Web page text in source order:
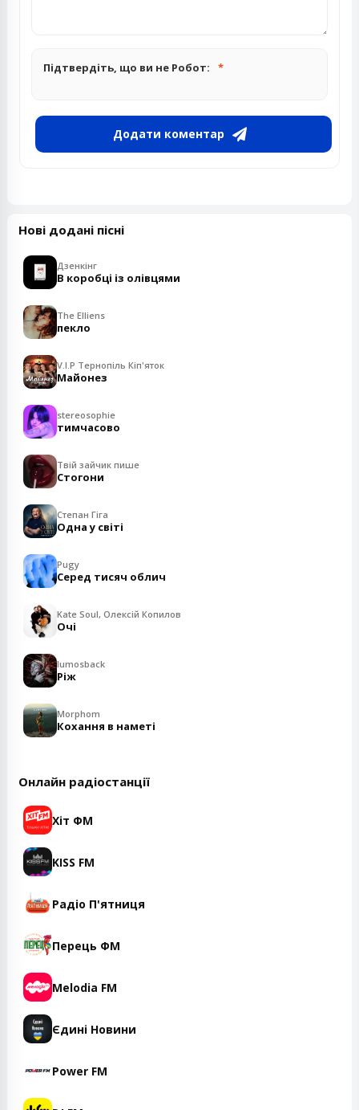
Підтвердіть, що ви не Робот:
Додати коментар
Нові додані пісні
Дзенкінг
В коробці із олівцями
The Elliens
пекло
V.I.P Тернопіль Кіп'яток
Майонез
stereosophie
тимчасово
Твій зайчик пише
Стогони
Степан Гіга
Одна у світі
Pugy
Серед тисяч облич
Kate Soul, Олексій Копилов
Очі
lumosback
Ріж
Morphom
Кохання в наметі
Онлайн радіостанції
Хіт ФМ
KISS FM
Радіо П'ятниця
Перець ФМ
Melodia FM
Єдині Новини
Power FM